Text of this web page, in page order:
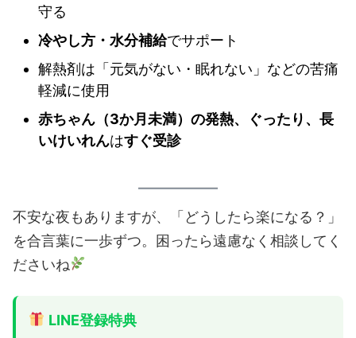
守る
冷やし方・水分補給でサポート
解熱剤は「元気がない・眠れない」などの苦痛
軽減に使用
赤ちゃん（3か月未満）の発熱、ぐったり、長
いけいれんはすぐ受診
不安な夜もありますが、「どうしたら楽になる？」
を合言葉に一歩ずつ。困ったら遠慮なく相談してく
ださいね
LINE登録特典